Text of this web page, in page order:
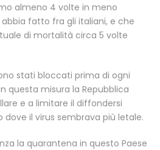
almeno 4 volte in meno
fatto fra gli italiani, e che
di mortalità circa 5 volte
stati bloccati prima di ogni
questa misura la Repubblica
e a limitare il diffondersi
dove il virus sembrava più letale.
la quarantena in questo Paese